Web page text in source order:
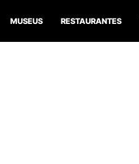
MUSEUS RESTAURANTES